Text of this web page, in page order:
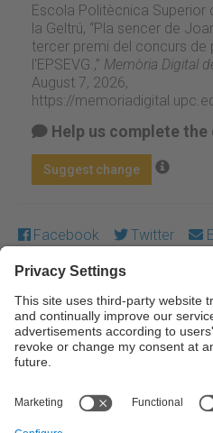
Escola Politècnica Superior
la Geltrú, “Pla sencer de
tercer premi del concurs
l'EPSEVG.,” Memòria Digital
August 7, 2026,
https://
Help us complete the
Suggest change
Facebook Twitter
Except where otherwise noted,
licensed under a Creative
NonCommercial-NoDerivs 4.0